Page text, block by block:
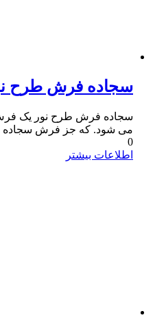
سجاده فرش طرح
سجاده فرش طرح نور یک
می شود. که جز فرش سجاده
0
اطلاعات بیشتر